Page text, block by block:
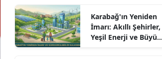
Karabağ'ın Yeniden
İmarı: Akıllı Şehirler,
Yeşil Enerji ve Büyük